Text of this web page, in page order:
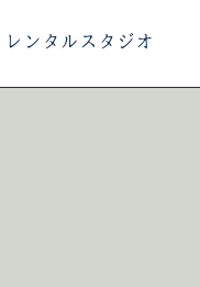
レンタルスタジオ